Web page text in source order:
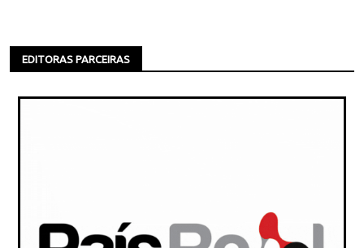
EDITORAS PARCEIRAS